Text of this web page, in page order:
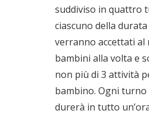
suddiviso in quattro
ciascuno della
verranno accettati al
bambini alla volta e
non più di 3 attività
bambino. Ogni
durerà in tutto